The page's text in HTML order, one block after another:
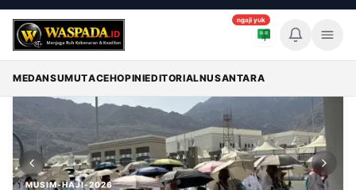
ngaji yuk
MEDANSUMUTACEHOPINIEDITORIALNUSANTARA
Breaking News
Memuat breaking news...
MUSIM-HAJI-2026